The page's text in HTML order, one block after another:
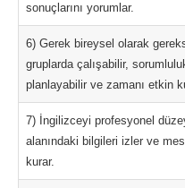
sonuçlarını yorumlar.
6) Gerek bireysel olarak
gruplarda çalışabilir,
planlayabilir ve zamanı etkin
7) İngilizceyi profesyonel
alanındaki bilgileri izler ve
kurar.